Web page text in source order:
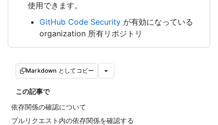
使用できます。
GitHub Code Security が有効になっている
organization 所有リポジトリ
Markdown としてコピー
この記事で
依存関係の確認について
プルリクエスト内の依存関係を確認する